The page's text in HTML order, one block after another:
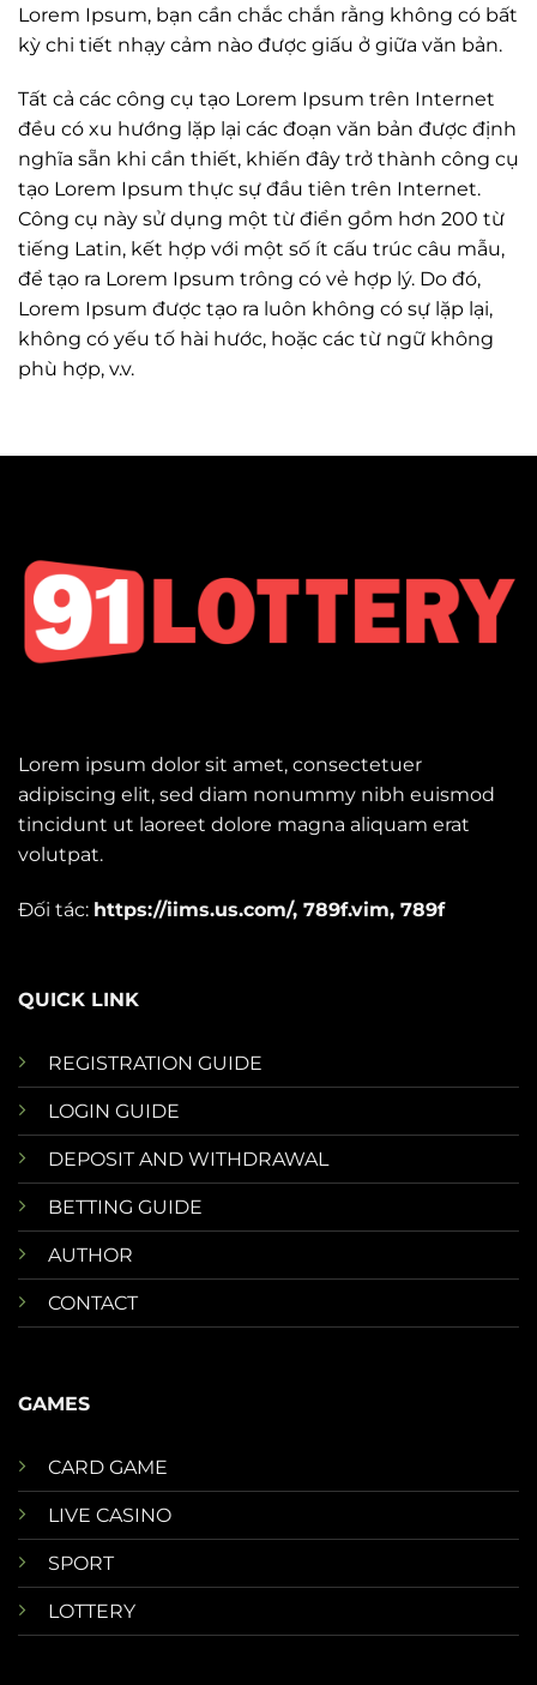
Lorem Ipsum, bạn cần chắc chắn rằng không có bất
kỳ chi tiết nhạy cảm nào được giấu ở giữa văn bản.
Tất cả các công cụ tạo Lorem Ipsum trên Internet
đều có xu hướng lặp lại các đoạn văn bản được định
nghĩa sẵn khi cần thiết, khiến đây trở thành công cụ
tạo Lorem Ipsum thực sự đầu tiên trên Internet.
Công cụ này sử dụng một từ điển gồm hơn 200 từ
tiếng Latin, kết hợp với một số ít cấu trúc câu mẫu,
để tạo ra Lorem Ipsum trông có vẻ hợp lý. Do đó,
Lorem Ipsum được tạo ra luôn không có sự lặp lại,
không có yếu tố hài hước, hoặc các từ ngữ không
phù hợp, v.v.
Lorem ipsum dolor sit amet, consectetuer
adipiscing elit, sed diam nonummy nibh euismod
tincidunt ut laoreet dolore magna aliquam erat
volutpat.
Đối tác: https://iims.us.com/, 789f.vim, 789f
QUICK LINK
REGISTRATION GUIDE
LOGIN GUIDE
DEPOSIT AND WITHDRAWAL
BETTING GUIDE
AUTHOR
CONTACT
GAMES
CARD GAME
LIVE CASINO
SPORT
LOTTERY